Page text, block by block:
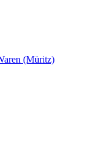
(Müritz)